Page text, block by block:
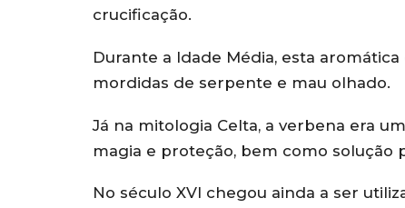
crucificação.
Durante a Idade Média, esta
mordidas de serpente e mau olhado.
Já na mitologia Celta, a verbena era
magia e proteção, bem como solução
No século XVI chegou ainda a ser